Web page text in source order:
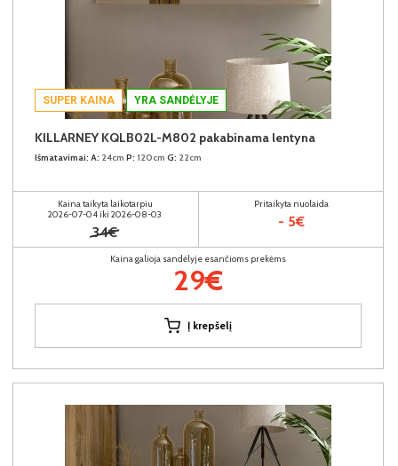
SUPER KAINA YRA SANDĖLYJE
KILLARNEY KQLB02L-M802 pakabinama lentyna
Išmatavimai: A: 24cm P: 120cm G: 22cm
Kaina taikyta laikotarpiu
2026-07-04 iki 2026-08-03
34€
Pritaikyta nuolaida
- 5€
Kaina galioja sandėlyje esančioms prekėms
29€
Į krepšelį